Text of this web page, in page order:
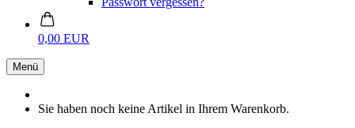
0,00 EUR
Menü
Sie haben noch keine Artikel in Ihrem Warenkorb.